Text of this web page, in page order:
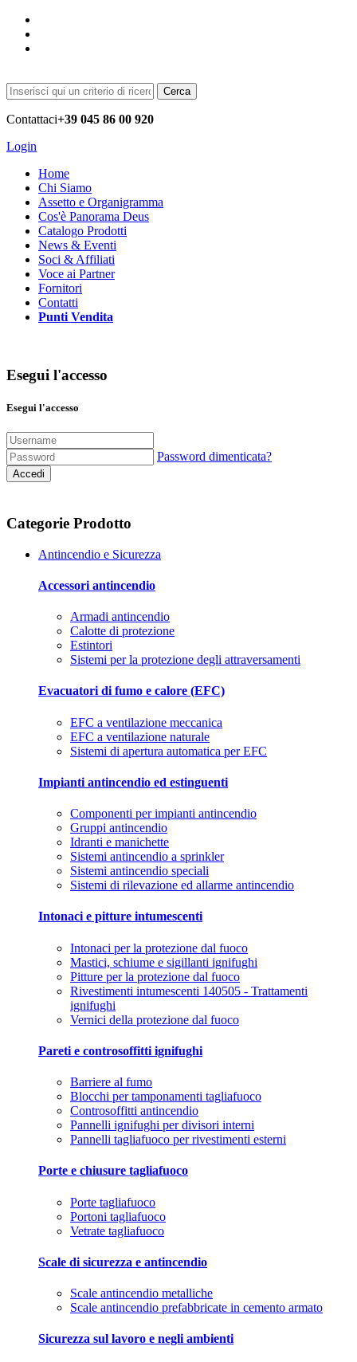
Cerca
Contattaci+39 045 86 00 920
Login
Home
Chi Siamo
Assetto e Organigramma
Cos'è Panorama Deus
Catalogo Prodotti
News & Eventi
Soci & Affiliati
Voce ai Partner
Fornitori
Contatti
Punti Vendita
Esegui l'accesso
Esegui l'accesso
Password dimenticata?
Accedi
Categorie Prodotto
Antincendio e Sicurezza
Accessori antincendio
Armadi antincendio
Calotte di protezione
Estintori
Sistemi per la protezione degli attraversamenti
Evacuatori di fumo e calore (EFC)
EFC a ventilazione meccanica
EFC a ventilazione naturale
Sistemi di apertura automatica per EFC
Impianti antincendio ed estinguenti
Componenti per impianti antincendio
Gruppi antincendio
Idranti e manichette
Sistemi antincendio a sprinkler
Sistemi antincendio speciali
Sistemi di rilevazione ed allarme antincendio
Intonaci e pitture intumescenti
Intonaci per la protezione dal fuoco
Mastici, schiume e sigillanti ignifughi
Pitture per la protezione dal fuoco
Rivestimenti intumescenti 140505 - Trattamenti
ignifughi
Vernici della protezione dal fuoco
Pareti e controsoffitti ignifughi
Barriere al fumo
Blocchi per tamponamenti tagliafuoco
Controsoffitti antincendio
Pannelli ignifughi per divisori interni
Pannelli tagliafuoco per rivestimenti esterni
Porte e chiusure tagliafuoco
Porte tagliafuoco
Portoni tagliafuoco
Vetrate tagliafuoco
Scale di sicurezza e antincendio
Scale antincendio metalliche
Scale antincendio prefabbricate in cemento armato
Sicurezza sul lavoro e negli ambienti